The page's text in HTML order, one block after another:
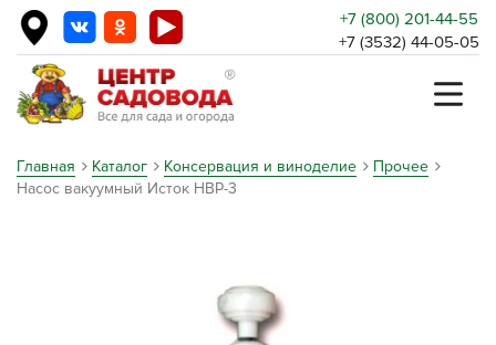
+7 (800) 201-44-55
+7 (3532) 44-05-05
Главная Каталог Консервация и виноделие
Прочее
Насос вакуумный Исток НВР-3